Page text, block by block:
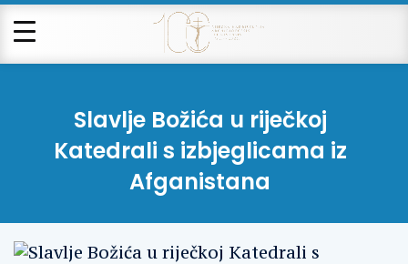
Slavlje Božića u riječkoj
Katedrali s izbjeglicama iz
Afganistana